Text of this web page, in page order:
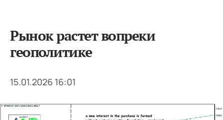
Рынок растет вопреки
геополитике
15.01.2026 16:01